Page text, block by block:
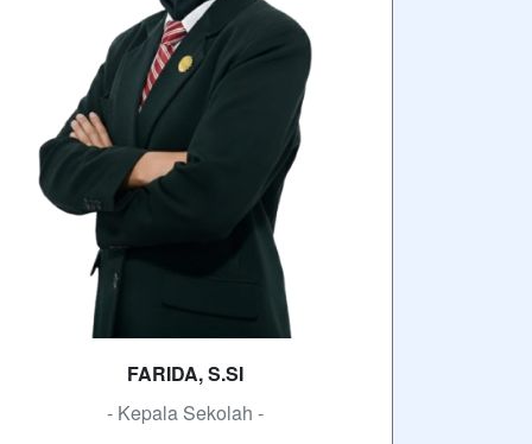
FARIDA, S.SI
- Kepala Sekolah -